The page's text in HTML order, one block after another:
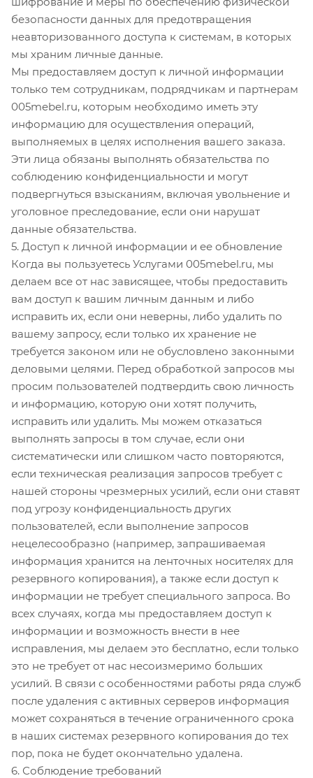
безопасности данных для предотвращения
неавторизованного доступа к системам, в которых
мы храним личные данные.
Мы предоставляем доступ к личной информации
только тем сотрудникам, подрядчикам и партнерам
005mebel.ru, которым необходимо иметь эту
информацию для осуществления операций,
выполняемых в целях исполнения вашего заказа.
Эти лица обязаны выполнять обязательства по
соблюдению конфиденциальности и могут
подвергнуться взысканиям, включая увольнение и
уголовное преследование, если они нарушат
данные обязательства.
5. Доступ к личной информации и ее обновление
Когда вы пользуетесь Услугами 005mebel.ru, мы
делаем все от нас зависящее, чтобы предоставить
вам доступ к вашим личным данным и либо
исправить их, если они неверны, либо удалить по
вашему запросу, если только их хранение не
требуется законом или не обусловлено законными
деловыми целями. Перед обработкой запросов мы
просим пользователей подтвердить свою личность
и информацию, которую они хотят получить,
исправить или удалить. Мы можем отказаться
выполнять запросы в том случае, если они
систематически или слишком часто повторяются,
если техническая реализация запросов требует с
нашей стороны чрезмерных усилий, если они ставят
под угрозу конфиденциальность других
пользователей, если выполнение запросов
нецелесообразно (например, запрашиваемая
информация хранится на ленточных носителях для
резервного копирования), а также если доступ к
информации не требует специального запроса. Во
всех случаях, когда мы предоставляем доступ к
информации и возможность внести в нее
исправления, мы делаем это бесплатно, если только
это не требует от нас несоизмеримо больших
усилий. В связи с особенностями работы ряда служб
после удаления с активных серверов информация
может сохраняться в течение ограниченного срока
в наших системах резервного копирования до тех
пор, пока не будет окончательно удалена.
6. Соблюдение требований